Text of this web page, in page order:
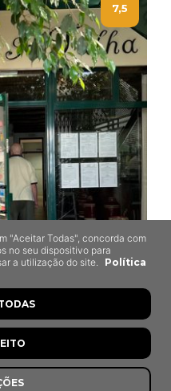
7,5
"Aceitar Todas", concorda com
no seu dispositivo para
a utilização do site.
Política